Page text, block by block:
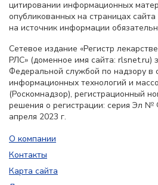
цитировании информационных
опубликованных на страницах
на источник информации
Сетевое издание «Регистр
РЛС» (доменное имя сайта: rlsnet.ru)
Федеральной службой по надзору в
информационных технологий и
(Роскомнадзор), регистрационный
решения о регистрации: серия Эл
апреля 2023 г.
О компании
Контакты
Карта сайта